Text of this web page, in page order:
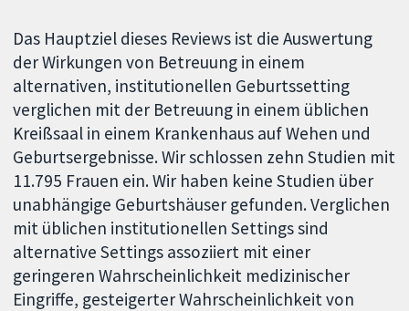
Das Hauptziel dieses Reviews ist die Auswertung
der Wirkungen von Betreuung in einem
alternativen, institutionellen Geburtssetting
verglichen mit der Betreuung in einem üblichen
Kreißsaal in einem Krankenhaus auf Wehen und
Geburtsergebnisse. Wir schlossen zehn Studien mit
11.795 Frauen ein. Wir haben keine Studien über
unabhängige Geburtshäuser gefunden. Verglichen
mit üblichen institutionellen Settings sind
alternative Settings assoziiert mit einer
geringeren Wahrscheinlichkeit medizinischer
Eingriffe, gesteigerter Wahrscheinlichkeit von